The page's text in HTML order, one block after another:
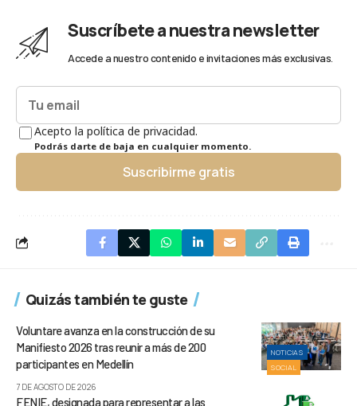
Suscríbete a nuestra newsletter
Accede a nuestro contenido e invitaciones más exclusivas.
Acepto la política de privacidad.
Podrás darte de baja en cualquier momento.
Suscribirme gratis
Quizás también te guste
NOTICIAS
SOCIAL
Voluntare avanza en la construcción de su
Manifiesto 2026 tras reunir a más de 200
participantes en Medellín
7 DE AGOSTO DE 2026
FENIE, designada para representar a las